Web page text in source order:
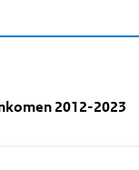
naar inkomennaar
2012-2023